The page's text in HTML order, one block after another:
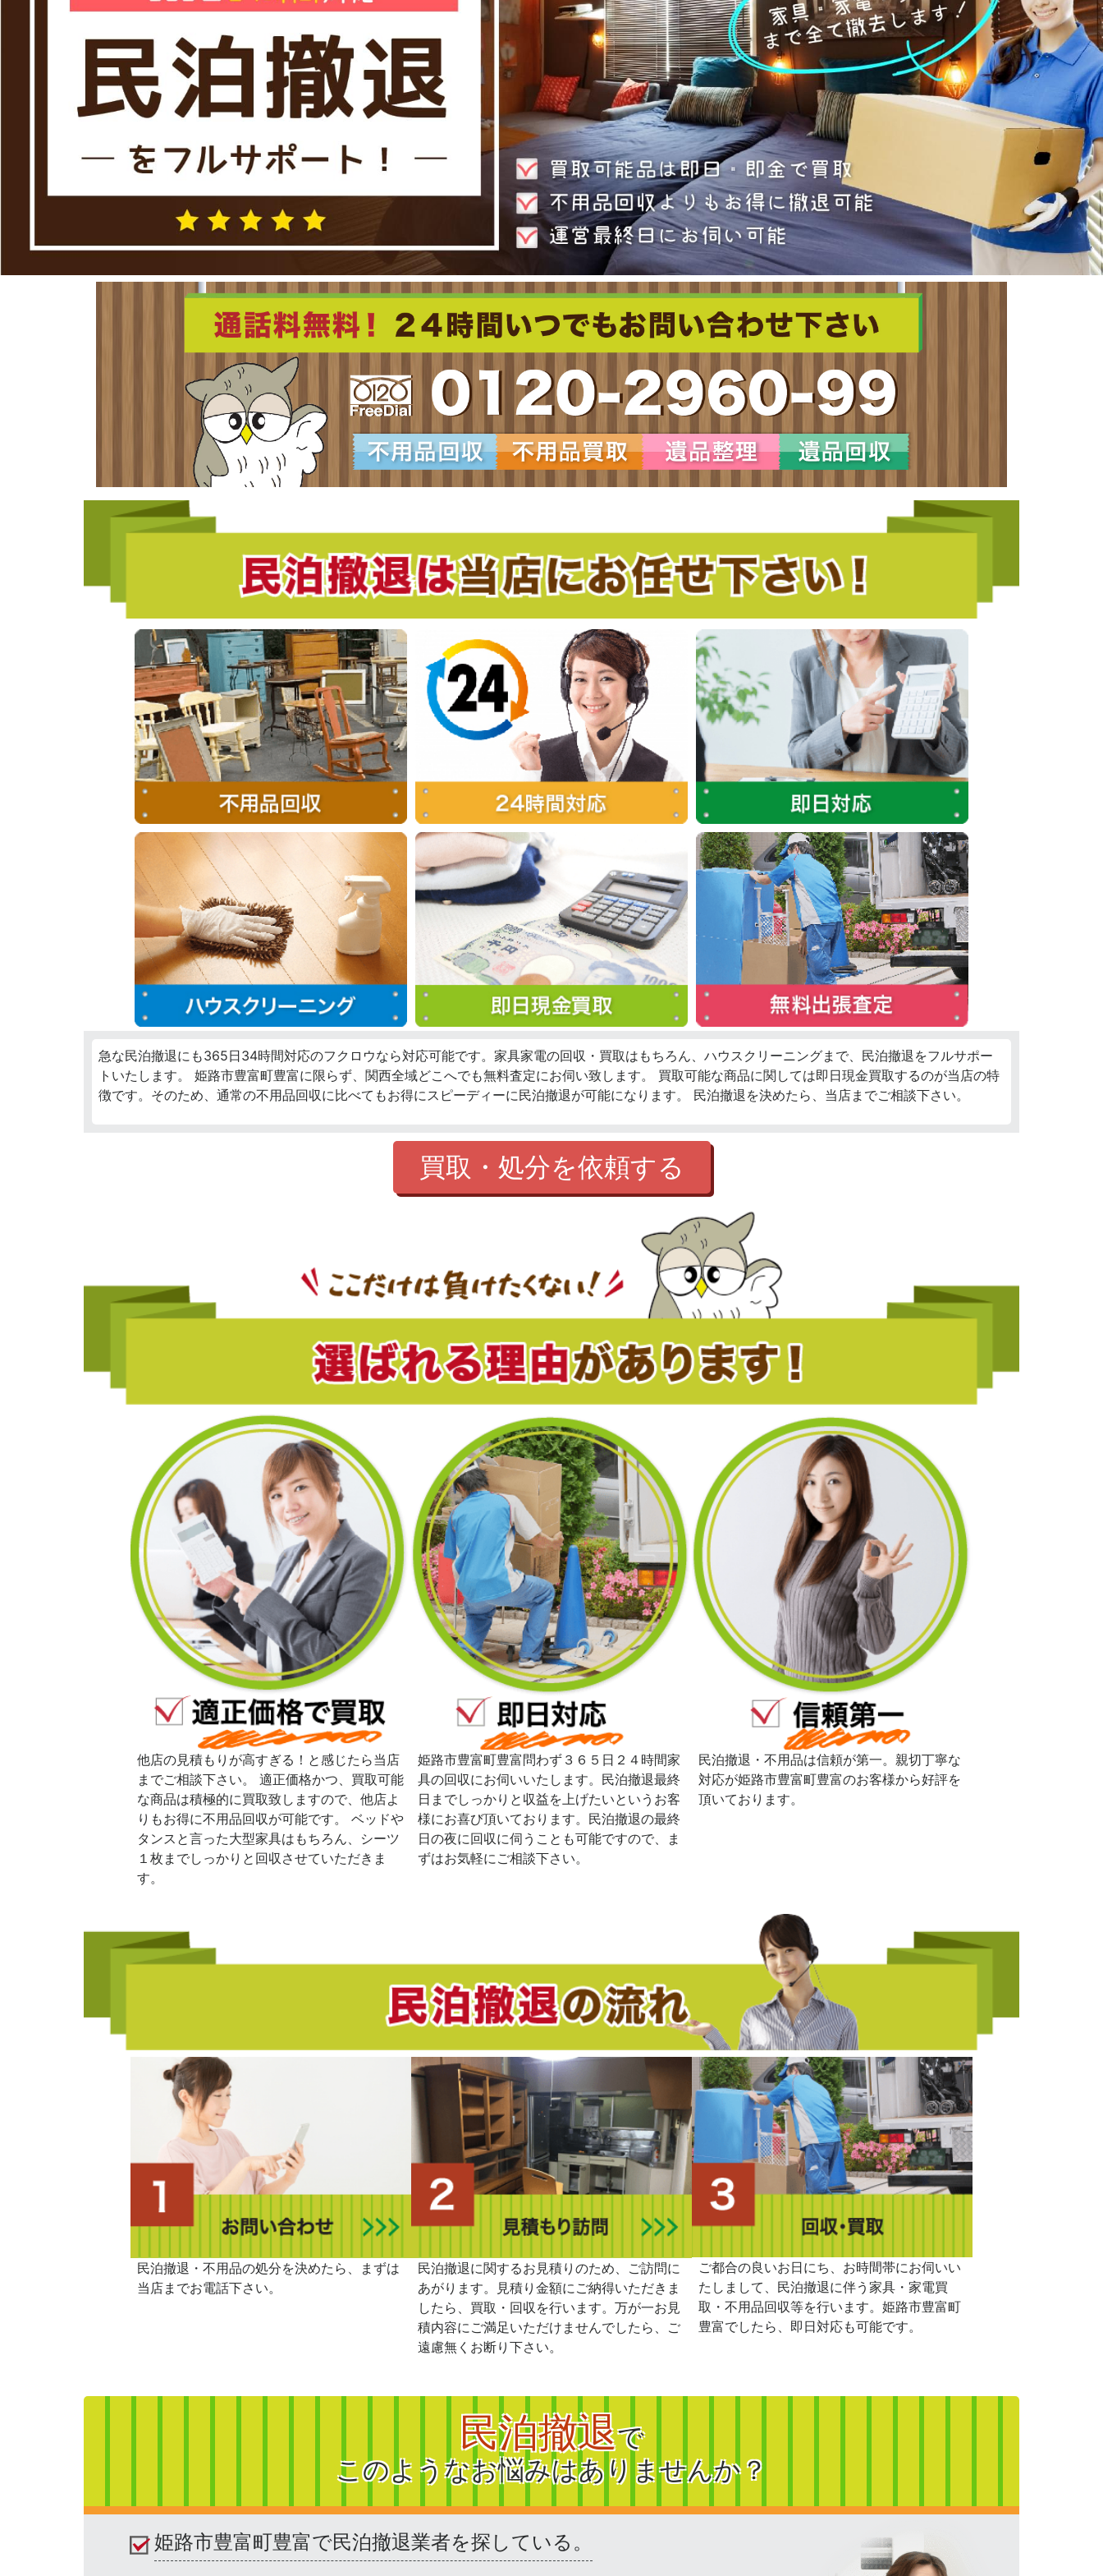
急な民泊撤退にも365日34時間対応のフクロウなら対応可能です。家具家電の回収・買取はもちろん、ハウスクリーニングまで、民泊撤退をフルサポー
トいたします。 姫路市豊富町豊富に限らず、関西全域どこへでも無料査定にお伺い致します。 買取可能な商品に関しては即日現金買取するのが当店の特
徴です。そのため、通常の不用品回収に比べてもお得にスピーディーに民泊撤退が可能になります。 民泊撤退を決めたら、当店までご相談下さい。
買取・処分を依頼する
他店の見積もりが高すぎる！と感じたら当店
までご相談下さい。 適正価格かつ、買取可能
な商品は積極的に買取致しますので、他店よ
りもお得に不用品回収が可能です。 ベッドや
タンスと言った大型家具はもちろん、シーツ
１枚までしっかりと回収させていただきま
す。
姫路市豊富町豊富問わず３６５日２４時間家
具の回収にお伺いいたします。民泊撤退最終
日までしっかりと収益を上げたいというお客
様にお喜び頂いております。民泊撤退の最終
日の夜に回収に伺うことも可能ですので、ま
ずはお気軽にご相談下さい。
民泊撤退・不用品は信頼が第一。親切丁寧な
対応が姫路市豊富町豊富のお客様から好評を
頂いております。
民泊撤退・不用品の処分を決めたら、まずは
当店までお電話下さい。
民泊撤退に関するお見積りのため、ご訪問に
あがります。見積り金額にご納得いただきま
したら、買取・回収を行います。万が一お見
積内容にご満足いただけませんでしたら、ご
遠慮無くお断り下さい。
ご都合の良いお日にち、お時間帯にお伺いい
たしまして、民泊撤退に伴う家具・家電買
取・不用品回収等を行います。姫路市豊富町
豊富でしたら、即日対応も可能です。
民泊撤退で
このようなお悩みはありませんか？
姫路市豊富町豊富で民泊撤退業者を探している。